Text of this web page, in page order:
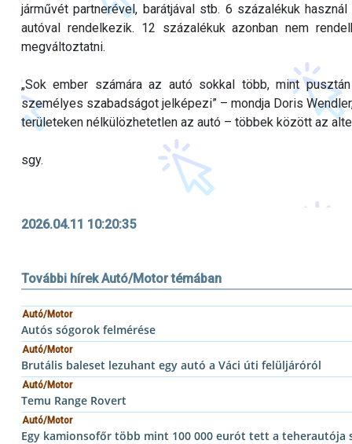
járművét partnerével, barátjával stb. 6 százalékuk
autóval rendelkezik. 12 százalékuk azonban nem
megváltoztatni.
„Sok ember számára az autó sokkal több, mint
személyes szabadságot jelképezi” – mondja Doris
területeken nélkülözhetetlen az autó – többek között az
sgy.
2026.04.11 10:20:35
További hírek Autó/Motor témában
Autó/Motor
Autós sógorok felmérése
Autó/Motor
Brutális baleset lezuhant egy autó a Váci úti felüljáróról
Autó/Motor
Temu Range Rovert
Autó/Motor
Egy kamionsofőr több mint 100 000 eurót tett a teherautója